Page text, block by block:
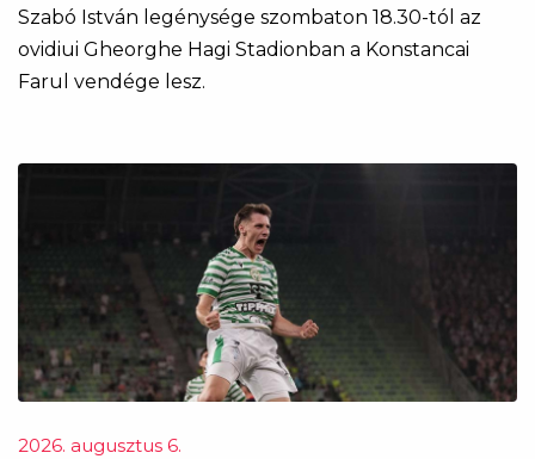
Szabó István legénysége szombaton 18.30-tól az
ovidiui Gheorghe Hagi Stadionban a Konstancai
Farul vendége lesz.
2026. augusztus 6.